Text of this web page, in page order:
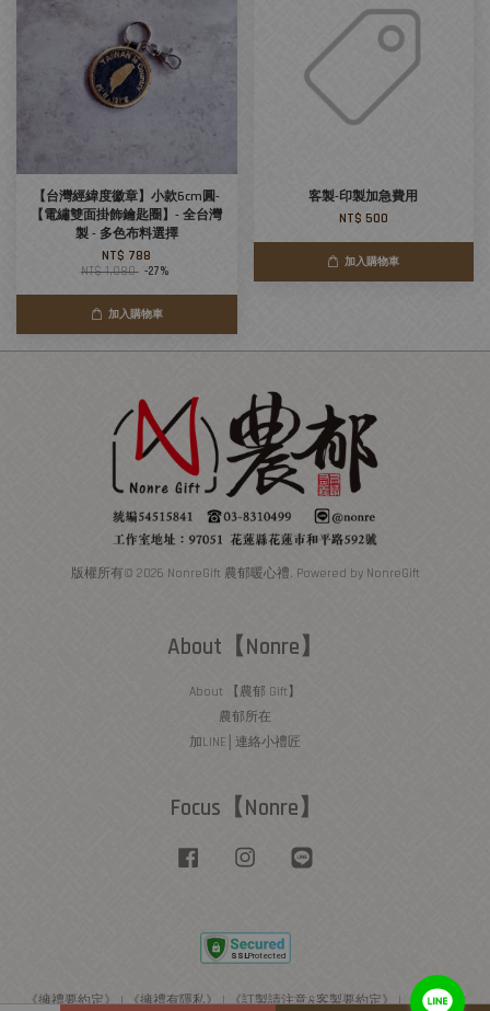
【台灣經緯度徽章】小款6cm圓-
【電繡雙面掛飾鑰匙圈】- 全台灣
製 - 多色布料選擇
NT$ 788
NT$ 1,080 -27%
加入購物車
客製-印製加急費用
NT$ 500
加入購物車
版權所有© 2026 NonreGift 農郁暖心禮. Powered by NonreGift
About【Nonre】
About 【農郁 Gift】
農郁所在
加LINE│連絡小禮匠
Focus【Nonre】
Facebook Instagram
《擁禮要約定》|《擁禮有隱私》|《訂製請注意&客製要約定》|《運送&付